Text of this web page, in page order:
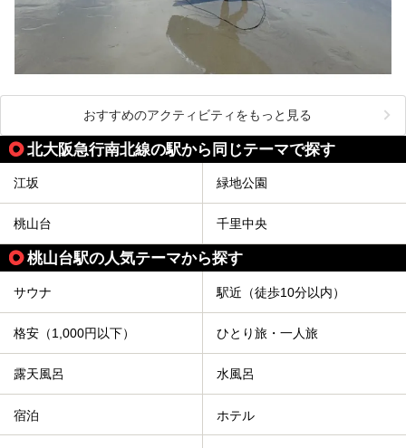
おすすめのアクティビティをもっと見る
北大阪急行南北線の駅から同じテーマで探す
江坂 緑地公園
桃山台 千里中央
桃山台駅の人気テーマから探す
サウナ 駅近（徒歩10分以内）
格安（1,000円以下） ひとり旅・一人旅
露天風呂 水風呂
宿泊 ホテル